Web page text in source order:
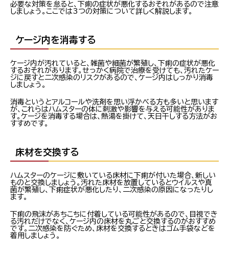
必要な対策を怠ると、下痢の症状が悪化するおそれがあるので注意
しましょう。ここでは3つの対策について詳しく解説します。
ケージ内を消毒する
ケージ内が汚れていると、雑菌や細菌が繁殖し、下痢の症状が悪化
するおそれがあります。せっかく病院で治療を受けても、汚れたケー
ジに戻すと二次感染のリスクがあるので、ケージ内はしっかり消毒
しましょう。
消毒というとアルコールや洗剤を思い浮かべる方も多いと思います
が、これらはハムスターの体に刺激や影響を与える可能性がありま
す。ケージを消毒する場合は、熱湯を掛けて、天日干しする方法がお
すすめです。
床材を交換する
ハムスターのケージに敷いている床材に下痢が付いた場合、新しい
ものと交換しましょう。汚れた床材を放置しているとウイルスや真
菌が繁殖し、下痢症状が悪化したり、二次感染の原因になったりし
ます。
下痢の飛沫があちこちに付着している可能性があるので、目視でき
る汚れだけでなく、ケージ内の床材を丸ごと交換するのがおすすめ
です。二次感染を防ぐため、床材を交換するときはゴム手袋などを
着用しましょう。